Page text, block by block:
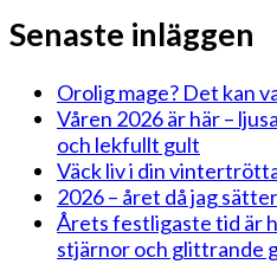
Senaste inläggen
Orolig mage? Det kan
Våren 2026 är här –
och lekfullt gult
Väck liv i din
2026 – året då jag
Årets festligaste tid är
stjärnor och glittrande